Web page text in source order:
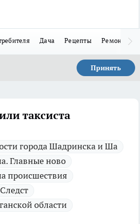
Дача Рецепты Ремонт
Принять
таксиста
города Шадринска и Ша
Главные ново
происшествия
области